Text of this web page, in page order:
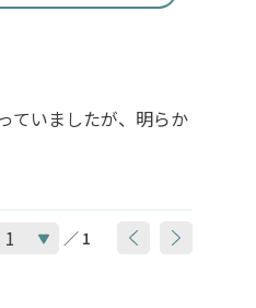
ていましたが、明らか
／ 1